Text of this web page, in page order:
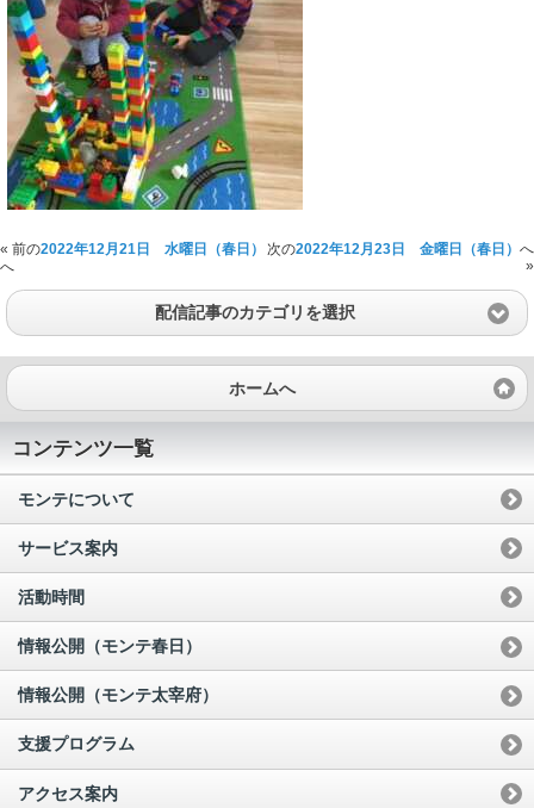
« 前の2022年12月21日 水曜日（春日）
へ
次の2022年12月23日 金曜日（春日） へ
»
配信記事のカテゴリを選択
ホームへ
コンテンツ一覧
モンテについて
サービス案内
活動時間
情報公開（モンテ春日）
情報公開（モンテ太宰府）
支援プログラム
アクセス案内